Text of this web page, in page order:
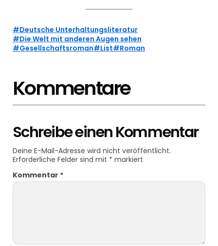
Deutsche Unterhaltungsliteratur
Die Welt mit anderen Augen sehen
Gesellschaftsroman
List Roman
Kommentare
Schreibe einen Kommentar
Deine E-Mail-Adresse wird nicht veröffentlicht.
Erforderliche Felder sind mit * markiert
Kommentar *